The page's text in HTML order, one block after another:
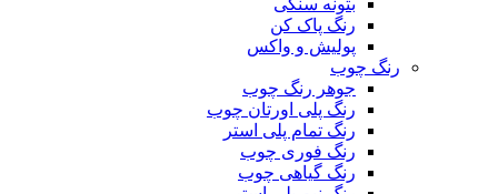
بتونه سنگی
رنگ پاک کن
پولیش و واکس
رنگ چوب
جوهر رنگ چوب
رنگ پلی اورتان چوب
رنگ تمام پلی استر
رنگ فوری چوب
رنگ گیاهی چوب